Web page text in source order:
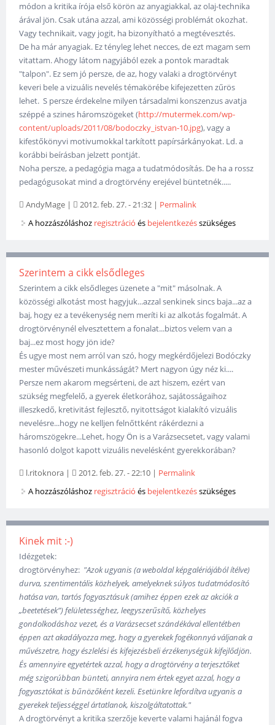
módon a kritika írója első körön az anyagiakkal, az olaj-technika
árával jön. Csak utána azzal, ami közösségi problémát okozhat.
Vagy technikait, vagy jogit, ha bizonyítható a megtévesztés.
De ha már anyagiak. Ez tényleg lehet necces, de ezt magam sem
vitattam. Ahogy látom nagyjából ezek a pontok maradtak
"talpon". Ez sem jó persze, de az, hogy valaki a drogtörvényt
keveri bele a vizuális nevelés témakörébe kifejezetten zűrös
lehet. S persze érdekelne milyen társadalmi konszenzus avatja
széppé a szines háromszögeket (http://mutermek.com/wp-
content/uploads/2011/08/bodoczky_istvan-10.jpg), vagy a
kifestőkönyvi motivumokkal tarkított papírsárkányokat. Ld. a
korábbi beírásban jelzett pontját.
Noha persze, a pedagógia maga a tudatmódosítás. De ha a rossz
pedagógusokat mind a drogtörvény erejével büntetnék.....
AndyMage | 2012. feb. 27. - 21:32 | Permalink
A hozzászóláshoz regisztráció és bejelentkezésszükséges
Szerintem a cikk elsődleges
Szerintem a cikk elsődleges üzenete a "mit" másolnak. A
közösségi alkotást most hagyjuk...azzal senkinek sincs baja...az a
baj, hogy ez a tevékenység nem meríti ki az alkotás fogalmát. A
drogtörvénynél elvesztettem a fonalat...biztos velem van a
baj...ez most hogy jön ide?
És ugye most nem arról van szó, hogy megkérdőjelezi Bodóczky
mester művészeti munkásságát? Mert nagyon úgy néz ki....
Persze nem akarom megsérteni, de azt hiszem, ezért van
szükség megfelelő, a gyerek életkorához, sajátosságaihoz
illeszkedő, kretivitást fejlesztő, nyitottságot kialakító vizuális
nevelésre...hogy ne kelljen felnőttként rákérdezni a
háromszögekre...Lehet, hogy Ön is a Varázsecsetet, vagy valami
hasonló dolgot kapott vizuális nevelésként gyerekkorában?
l.ritoknora | 2012. feb. 27. - 22:10 | Permalink
A hozzászóláshoz regisztráció és bejelentkezésszükséges
Kinek mit :-)
Idézgetek:
drogtörvényhez: "Azok ugyanis (a weboldal képgalériájából ítélve)
durva, szentimentális közhelyek, amelyeknek súlyos tudatmódosító
hatása van, tartós fogyasztásuk (amihez éppen ezek az akciók a
„beetetések”) felületességhez, leegyszerűsítő, közhelyes
gondolkodáshoz vezet, és a Varázsecset szándékával ellentétben
éppen azt akadályozza meg, hogy a gyerekek fogékonnyá váljanak a
művészetre, hogy észlelési és kifejezésbeli érzékenységük kifejlődjön.
És amennyire egyetértek azzal, hogy a drogtörvény a terjesztőket
még szigorúbban bünteti, annyira nem értek egyet azzal, hogy a
fogyasztókat is bűnözőként kezeli. Esetünkre lefordítva ugyanis a
gyerekek teljességgel ártatlanok, kiszolgáltatottak."
A drogtörvényt a kritika szerzője keverte valami hajánál fogva